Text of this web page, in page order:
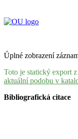
Úplné zobrazení
Toto je statický export
aktuální podobu v
Bibliografická citace